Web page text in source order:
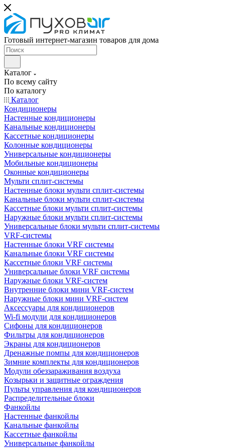
Готовый интернет-магазин товаров для дома
Каталог
По всему сайту
По каталогу
Каталог
Кондиционеры
Настенные кондиционеры
Канальные кондиционеры
Кассетные кондиционеры
Колонные кондиционеры
Универсальные кондиционеры
Мобильные кондиционеры
Оконные кондиционеры
Мульти сплит-системы
Настенные блоки мульти сплит-системы
Канальные блоки мульти сплит-системы
Кассетные блоки мульти сплит-системы
Наружные блоки мульти сплит-системы
Универсальные блоки мульти сплит-системы
VRF-системы
Настенные блоки VRF системы
Канальные блоки VRF системы
Кассетные блоки VRF системы
Универсальные блоки VRF системы
Наружные блоки VRF-систем
Внутренние блоки мини VRF-систем
Наружные блоки мини VRF-систем
Аксессуары для кондиционеров
Wi-fi модули для кондиционеров
Сифоны для кондиционеров
Фильтры для кондиционеров
Экраны для кондиционеров
Дренажные помпы для кондиционеров
Зимние комплекты для кондиционеров
Модули обеззараживания воздуха
Козырьки и защитные ограждения
Пульты управления для кондиционеров
Распределительные блоки
Фанкойлы
Настенные фанкойлы
Канальные фанкойлы
Кассетные фанкойлы
Универсальные фанкойлы